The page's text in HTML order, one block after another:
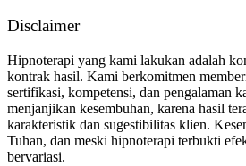
Disclaimer
Hipnoterapi yang kami lakukan adalah
kontrak hasil. Kami berkomitmen
sertifikasi, kompetensi, dan pengalaman
menjanjikan kesembuhan, karena hasil
karakteristik dan sugestibilitas klien.
Tuhan, dan meski hipnoterapi terbukti
bervariasi.